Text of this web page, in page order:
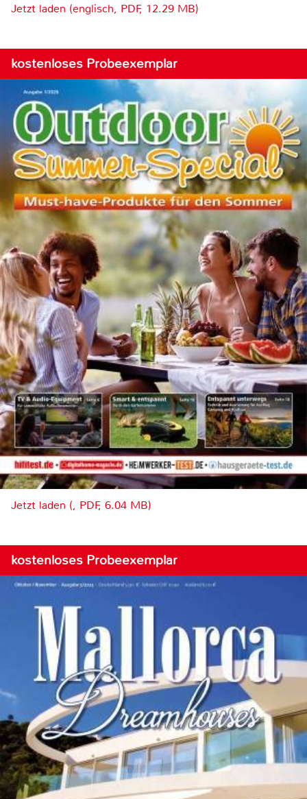
Jetzt laden (englisch, PDF, 12.29 MB)
kostenloses Probeexemplar
Jetzt laden (, PDF, 6.04 MB)
kostenloses Probeexemplar